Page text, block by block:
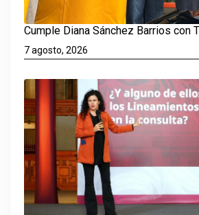
Cumple Diana Sánchez Barrios con
7 agosto, 2026